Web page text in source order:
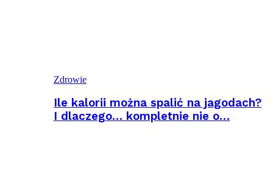
Zdrowie
Ile kalorii można spalić na jagodach?
I dlaczego… kompletnie nie o…